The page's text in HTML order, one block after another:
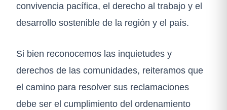
convivencia pacífica, el derecho al trabajo y el
desarrollo sostenible de la región y el país.
Si bien reconocemos las inquietudes y
derechos de las comunidades, reiteramos que
el camino para resolver sus reclamaciones
debe ser el cumplimiento del ordenamiento